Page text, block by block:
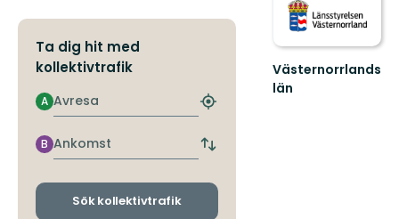
Ta dig hit med
kollektivtrafik
Avresa
A
Hitta
hållplats
Ankomst
B
Byt
och
Sök kollektivtrafik
Västernorrlands
län